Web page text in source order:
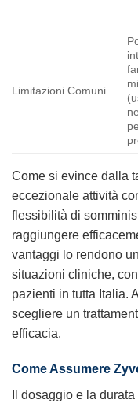
Limitazioni Comuni
Come si evince dalla
eccezionale attività
flessibilità di
raggiungere
vantaggi lo rendono
situazioni cliniche,
pazienti in tutta Italia.
scegliere un
efficacia.
Come Assumere
Il dosaggio e la